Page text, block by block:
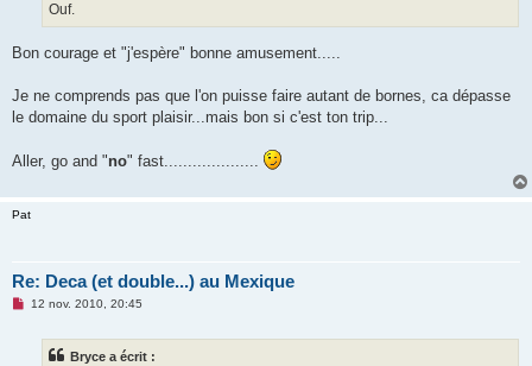
Ouf.
Bon courage et "j'espère" bonne amusement.....
Je ne comprends pas que l'on puisse faire autant de bornes, ca dépasse
le domaine du sport plaisir...mais bon si c'est ton trip...
Aller, go and "no" fast....................
Pat
Re: Deca (et double...) au Mexique
M12 nov. 2010, 20:45
Bryce a écrit :